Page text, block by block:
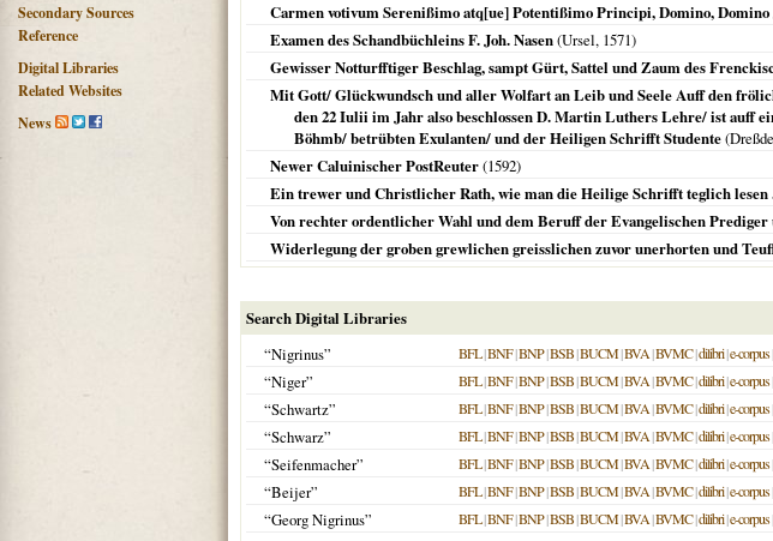
Secondary Sources
Reference
Digital Libraries
Related Websites
News
Carmen votivum Serenißimo atq[ue] Potentißimo Principi, Domino,
Examen des Schandbüchleins F. Joh. Nasen(Ursel, 1571)
Gewisser Notturfftiger Beschlag, sampt Gürt, Sattel und Zaum des
Mit Gott/ Glückwundsch und aller Wolfart an Leib und Seele Auff den
den 22 Iulii im Jahr also beschlossen D. Martin Luthers Lehre/ ist auff
Böhmb/ betrübten Exulanten/ und der Heiligen Schrifft Studente(
Newer Caluinischer PostReuter(1592)
Ein trewer und Christlicher Rath, wie man die Heilige Schrifft teglich lesen
Von rechter ordentlicher Wahl und dem Beruff der Evangelischen
Widerlegung der groben grewlichen greisslichen zuvor unerhorten und
Search Digital Libraries
“Nigrinus”
BFL|BNF|BNP|BSB|BUCM|BVA|BVMC|dilibri|e-corpus|
“Niger” BFL|BNF|BNP|BSB|BUCM|BVA|BVMC|dilibri|e-corpus|
“Schwartz” BFL|BNF|BNP|BSB|BUCM|BVA|BVMC|dilibri|e-corpus|
“Schwarz” BFL|BNF|BNP|BSB|BUCM|BVA|BVMC|dilibri|e-corpus|
“Seifenmacher” BFL|BNF|BNP|BSB|BUCM|BVA|BVMC|dilibri|e-corpus|
“Beijer” BFL|BNF|BNP|BSB|BUCM|BVA|BVMC|dilibri|e-corpus|
“Georg Nigrinus” BFL|BNF|BNP|BSB|BUCM|BVA|BVMC|dilibri|e-corpus|